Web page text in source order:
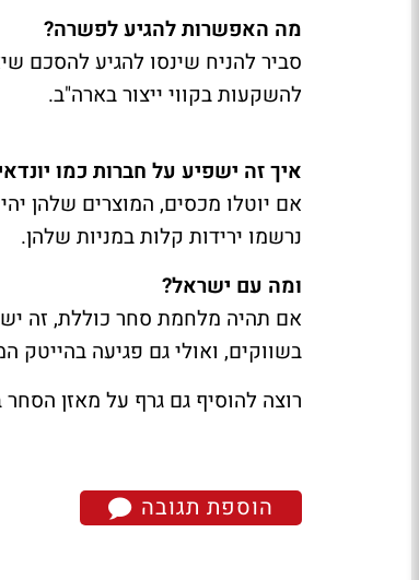
מה האפשרות להגיע לפשרה?
סביר להניח שינסו להגיע להסכם
להשקעות בקווי ייצור בארה"ב.
איך זה ישפיע על חברות כמו
אם יוטלו מכסים, המוצרים שלהן
נרשמו ירידות קלות במניות שלהן.
ומה עם ישראל?
אם תהיה מלחמת סחר כוללת, זה
בשווקים, ואולי גם פגיעה בהייטק
רוצה להוסיף גם גרף על מאזן הסחר
הוספת תגובה